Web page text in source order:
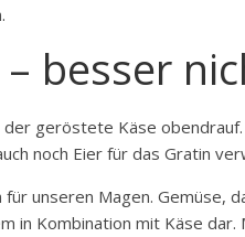
besser
geröstete Käse obendrauf.
noch Eier für das Gratin
unseren Magen. Gemüse,
in Kombination mit Käse dar.